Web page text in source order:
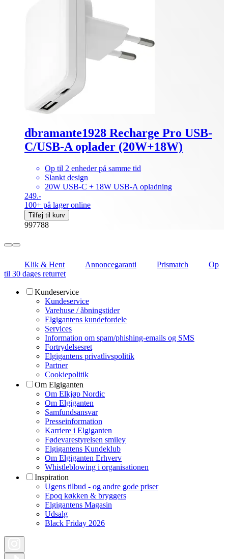
dbramante1928 Recharge Pro USB-
C/USB-A oplader (20W+18W)
Op til 2 enheder på samme tid
Slankt design
20W USB-C + 18W USB-A opladning
249.-
100+ på lager online
Tilføj til kurv
997788
Klik & Hent Annoncegaranti Prismatch
Op
til 30 dages returret
Kundeservice
Kundeservice
Varehuse / åbningstider
Elgigantens kundefordele
Services
Information om spam/phishing-emails og SMS
Fortrydelsesret
Elgigantens privatlivspolitik
Partner
Cookiepolitik
Om Elgiganten
Om Elkjøp Nordic
Om Elgiganten
Samfundsansvar
Presseinformation
Karriere i Elgiganten
Fødevarestyrelsen smiley
Elgigantens Kundeklub
Om Elgiganten Erhverv
Whistleblowing i organisationen
Inspiration
Ugens tilbud - og andre gode priser
Epoq køkken & bryggers
Elgigantens Magasin
Udsalg
Black Friday 2026